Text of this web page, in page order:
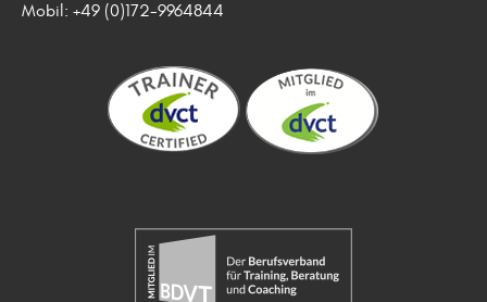
Mobil: +49 (0)172-9964844